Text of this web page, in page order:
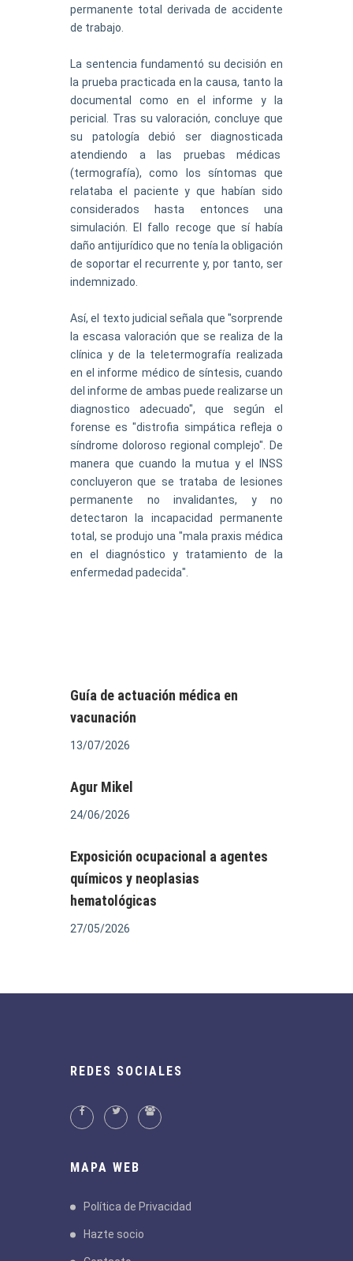
permanente total derivada de accidente
de trabajo.
La sentencia fundamentó su decisión en
la prueba practicada en la causa, tanto la
documental como en el informe y la
pericial. Tras su valoración, concluye que
su patología debió ser diagnosticada
atendiendo a las pruebas médicas
(termografía), como los síntomas que
relataba el paciente y que habían sido
considerados hasta entonces una
simulación. El fallo recoge que sí había
daño antijurídico que no tenía la obligación
de soportar el recurrente y, por tanto, ser
indemnizado.
Así, el texto judicial señala que "sorprende
la escasa valoración que se realiza de la
clínica y de la teletermografía realizada
en el informe médico de síntesis, cuando
del informe de ambas puede realizarse un
diagnostico adecuado", que según el
forense es "distrofia simpática refleja o
síndrome doloroso regional complejo". De
manera que cuando la mutua y el INSS
concluyeron que se trataba de lesiones
permanente no invalidantes, y no
detectaron la incapacidad permanente
total, se produjo una "mala praxis médica
en el diagnóstico y tratamiento de la
enfermedad padecida".
Guía de actuación médica en
vacunación
13/07/2026
Agur Mikel
24/06/2026
Exposición ocupacional a agentes
químicos y neoplasias
hematológicas
27/05/2026
REDES SOCIALES
MAPA WEB
Política de Privacidad
Hazte socio